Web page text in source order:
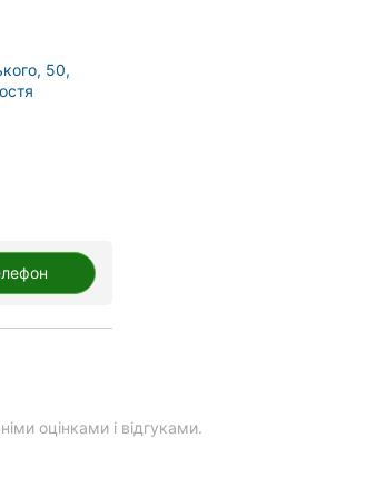
50,
оцінками і відгуками.